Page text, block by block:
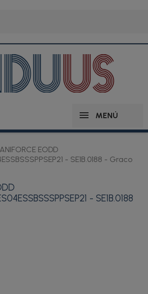
MENÚ
EODD
- SE1B.0188 - Graco
- SE1B.0188